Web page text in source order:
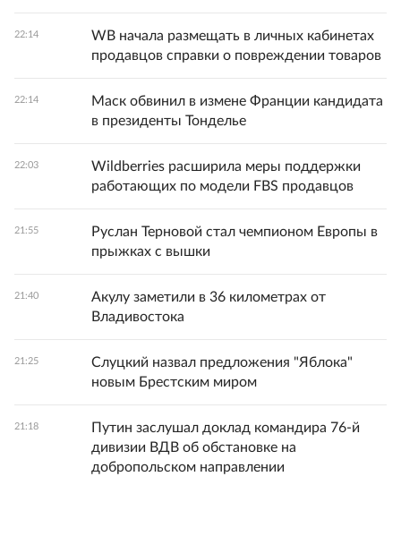
22:14
WB начала размещать в личных кабинетах
продавцов справки о повреждении товаров
22:14
Маск обвинил в измене Франции кандидата
в президенты Тонделье
22:03
Wildberries расширила меры поддержки
работающих по модели FBS продавцов
21:55
Руслан Терновой стал чемпионом Европы в
прыжках с вышки
21:40
Акулу заметили в 36 километрах от
Владивостока
21:25
Слуцкий назвал предложения "Яблока"
новым Брестским миром
21:18
Путин заслушал доклад командира 76-й
дивизии ВДВ об обстановке на
добропольском направлении